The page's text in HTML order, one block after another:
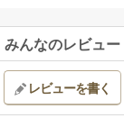
みんなのレビュー
レビューを書く